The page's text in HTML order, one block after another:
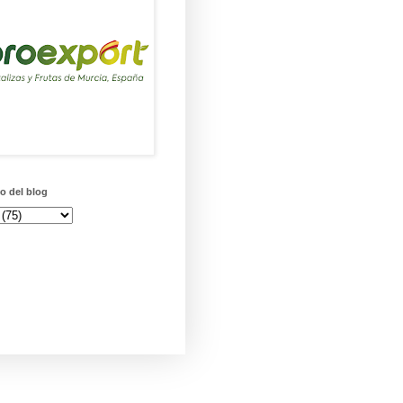
del blog